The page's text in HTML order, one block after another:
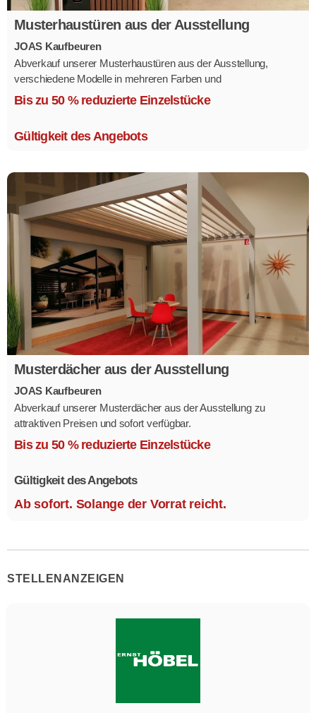
Musterhaustüren aus der Ausstellung
JOAS Kaufbeuren
Abverkauf unserer Musterhaustüren aus der Ausstellung,
verschiedene Modelle in mehreren Farben und
Ausstattungsvarianten.
Bis zu 50 % reduzierte Einzelstücke
Gültigkeit des Angebots
Musterdächer aus der Ausstellung
JOAS Kaufbeuren
Abverkauf unserer Musterdächer aus der Ausstellung zu
attraktiven Preisen und sofort verfügbar.
Mehrere Modelle in verschiedenen Ausführungen.
Bis zu 50 % reduzierte Einzelstücke
Gültigkeit des Angebots
Ab sofort. Solange der Vorrat reicht.
STELLENANZEIGEN